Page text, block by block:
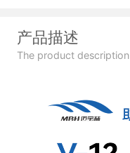
产品描述
The product description